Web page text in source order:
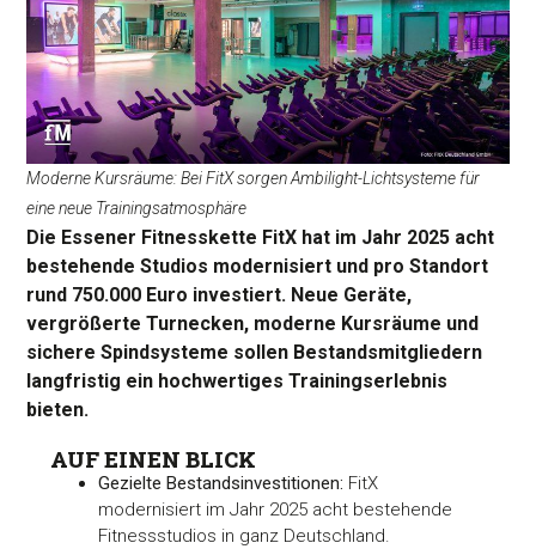
Moderne Kursräume: Bei FitX sorgen Ambilight-Lichtsysteme für
eine neue Trainingsatmosphäre
Die Essener Fitnesskette FitX hat im Jahr 2025 acht
bestehende Studios modernisiert und pro Standort
rund 750.000 Euro investiert. Neue Geräte,
vergrößerte Turnecken, moderne Kursräume und
sichere Spindsysteme sollen Bestandsmitgliedern
langfristig ein hochwertiges Trainingserlebnis
bieten.
AUF EINEN BLICK
Gezielte Bestandsinvestitionen: FitX
modernisiert im Jahr 2025 acht bestehende
Fitnessstudios in ganz Deutschland.